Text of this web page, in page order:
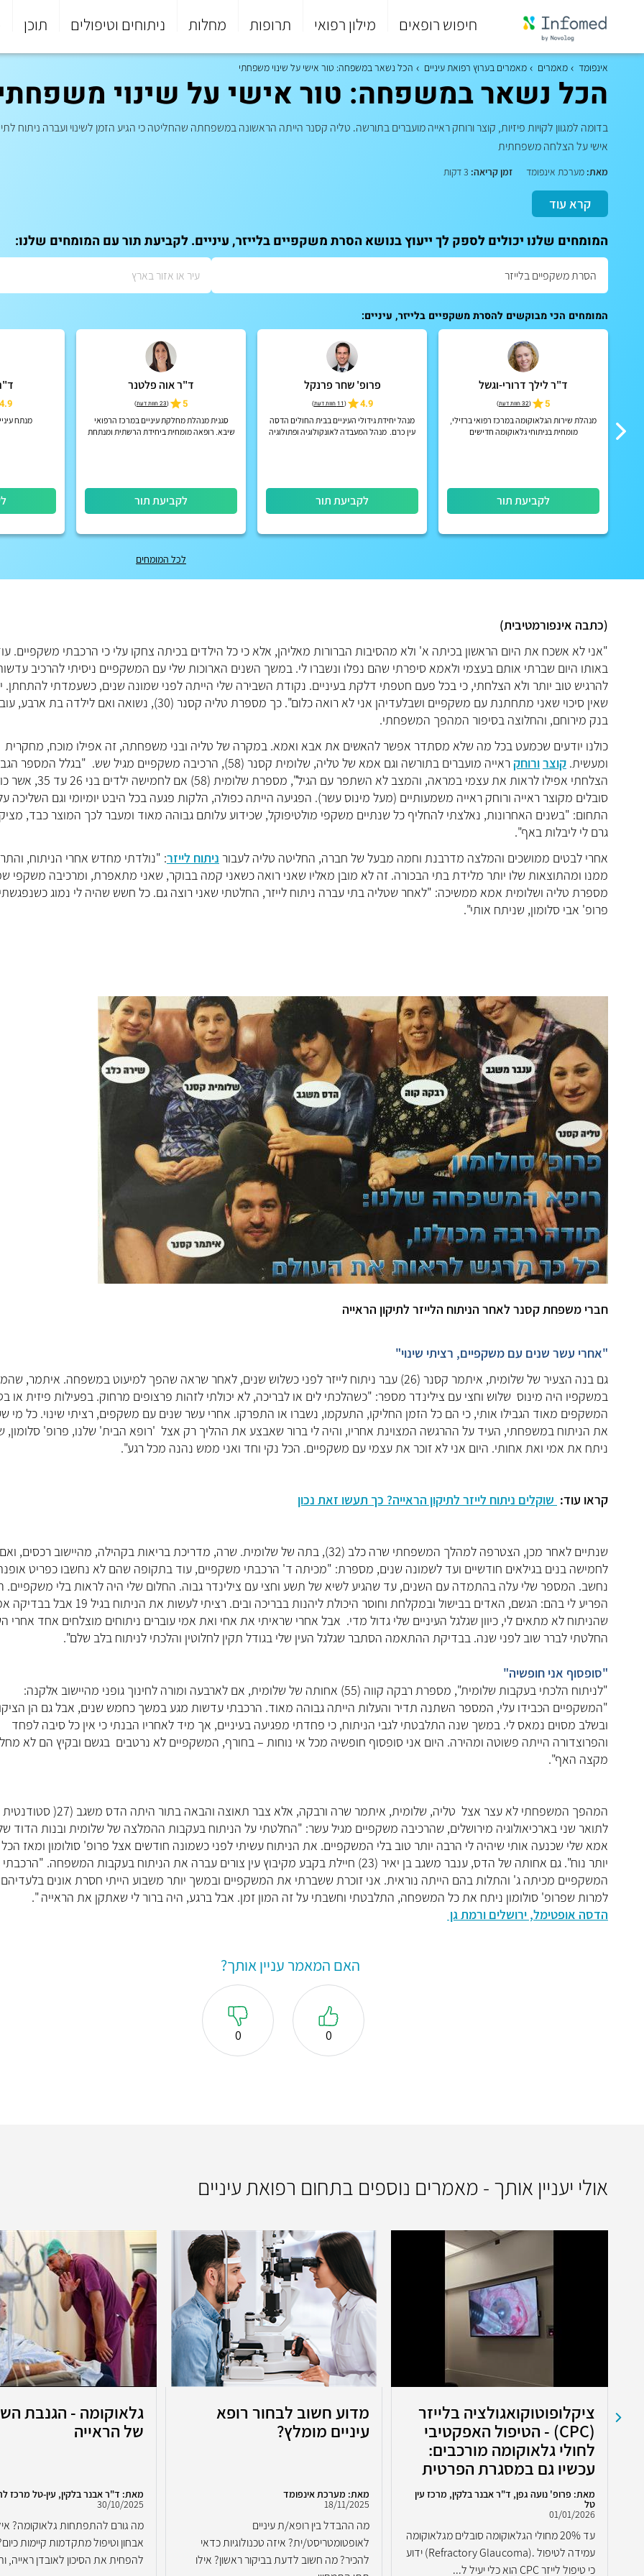
חיפוש רופאים מילון רפואי תרופות מחלות ניתוחים וטיפולים תוכן
סוף
התפריט
אינפומד מאמרים מאמרים בערוץ רפואת עיניים הכל נשאר במשפחה: טור אישי על שינוי משפחתי
הכל נשאר במשפחה: טור אישי על שינוי
בדומה למגוון לקויות פיזיות, קוצר ורוחק ראייה מועברים בתורשה. טליה קסנר הייתה הראשונה במשפחתה שהחליטה כי הגיע הזמן לשינוי ועברה ניתוח
אישי על הצלחה משפחתית
מאת: מערכת אינפומד זמן קריאה:
קרא עוד
המומחים שלנו יכולים לספק לך ייעוץ בנושא הסרת משקפיים בלייזר, עיניים. לקביעת תור עם המומחים שלנו:
המומחים הכי מבוקשים להסרת משקפיים בלייזר, עיניים:
ד"ר לילך דרורי-וגשל
5
(32 חוות דעת )
מנהלת שירות הגלאוקומה במרכז רפואי ברזילי,
מומחית בניתוחי גלאוקומה חדישים
לקביעת תור
פרופ' שחר פרנקל
4.9
(11 חוות דעת )
מנהל יחידת גידולי העיניים בבית החולים הדסה
עין כרם. מנהל המעבדה לאונקולוגיה ופתולוגיה
לקביעת תור
ד"ר אוה פלטנר
5
(23 חוות דעת )
סגנית מנהלת מחלקת עיניים במרכז הרפואי
שיבא. רופאה מומחית ביחידת הרשתית ומנתחת
לקביעת תור
4.9
מנתח
לכל המומחים
(כתבה אינפורמטיבית)
"אני לא אשכח את היום הראשון בכיתה א' ולא מהסיבות הברורות מאליהן, אלא כי כל הילדים בכיתה צחקו עלי כי הרכבתי משקפיים.
באותו היום שברתי אותם בעצמי ולאמא סיפרתי שהם נפלו ונשברו לי. במשך השנים הארוכות שלי עם המשקפיים ניסיתי להרכיב
להרגיש טוב יותר ולא הצלחתי, כי בכל פעם חטפתי דלקת בעיניים. נקודת השבירה שלי הייתה לפני שמונה שנים, כשעמדתי להתחתן.
שאין סיכוי שאני מתחתנת עם משקפיים ושבלעדיהן אני לא רואה כלום". כך מספרת טליה קסנר (30), נשואה ואם לילדה
בנק מירוחם, והחלוצה בסיפור המהפך המשפחתי.
כולנו יודעים שכמעט בכל מה שלא מסתדר אפשר להאשים את אבא ואמא. במקרה של טליה ובני משפחתה, זה אפילו מוכח, מחקרית
ומעשית. קוצרורוחק
ראייה מועברים בתורשה וגם אמא של טליה, שלומית קסנר (58), הרכיבה משקפיים מגיל שש. "בגלל
הצלחתי אפילו לראות את עצמי במראה, והמצב לא השתפר עם הגיל", מספרת שלומית (58) אם
סובלים מקוצר ראייה ורוחק ראייה משמעותיים (מעל מינוס עשר). הפגיעה הייתה כפולה, הלקות פגעה בכל היבט יומיומי וגם השליכה
התחום: "בשנים האחרונות, נאלצתי להחליף כל שנתיים משקפי מולטיפוקל, שכידוע עלותם גבוהה מאוד ומעבר לכך המוצר כבד,
גרם לי ליבלות באף".
אחרי לבטים ממושכים והמלצה מדרבנת וחמה מבעל של חברה, החליטה טליה לעבור ניתוח לייזר: "נולדתי מחדש אחרי הניתוח,
ממנו ומהתוצאות שלו יותר מלידת בתי הבכורה. זה לא מובן מאליו שאני רואה כשאני קמה בבוקר, שאני מתאפרת, ומרכיבה משקפי
מספרת טליה ושלומית אמא ממשיכה: "לאחר שטליה בתי עברה ניתוח לייזר, החלטתי שאני רוצה גם. כל חשש שהיה לי נמוג
פרופ' אבי סלומון, שניתח אותי".
חברי משפחת קסנר לאחר הניתוח הלייזר לתיקון הראייה
"אחרי עשר שנים עם משקפיים, רציתי שינוי"
גם בנה הצעיר של שלומית, איתמר קסנר (26) עבר ניתוח לייזר לפני כשלוש שנים, לאחר שראה שהפך למיעוט במשפחה. איתמר,
במשקפיו היה מינוס שלוש וחצי עם צילינדר מספר: "כשהלכתי לים או לבריכה, לא יכולתי לזהות פרצופים מרחוק. בפעילות פיזית או
המשקפים מאוד הגבילו אותי, כי הם כל הזמן החליקו, התעקמו, נשברו או התפרקו. אחרי עשר שנים עם משקפים, רציתי שינוי. כל מי
את הניתוח במשפחתי, העיד על ההרגשה המצוינת אחריו, והיה לי ברור שאבצע את ההליך רק אצל 'רופא הבית' שלנו, פרופ' סלומון,
ניתח את אמי ואת אחותי. היום אני לא זוכר את עצמי עם משקפיים. הכל נקי וחד ואני ממש נהנה מכל רגע".
קראו עוד: שוקלים ניתוח לייזר לתיקון הראייה? כך תעשו זאת נכון
שנתיים לאחר מכן, הצטרפה למהלך המשפחתי שרה כלב (32), בתה של שלומית. שרה, מדריכת בריאות בקהילה, מהיישוב רכסים, ואם
לחמישה בנים בגילאים חודשיים ועד לשמונה שנים, מספרת: "מכיתה ד' הרכבתי משקפיים, עוד בתקופה שהם לא נחשבו כפריט
נחשב. המספר שלי עלה בהתמדה עם השנים, עד שהגיע לשיא של תשע וחצי עם צילינדר גבוה. החלום שלי היה לראות בלי משקפיים.
הפריע לי בהם: הגשם, האדים בבישול ובמקלחת וחוסר היכולת ליהנות בבריכה ובים. רציתי לעשות
שהניתוח לא מתאים לי, כיוון שגלגל העיניים שלי גדול מדי. אבל אחרי שראיתי את אחי ואת אמי עוברים ניתוחים מוצלחים אחד אחרי
החלטתי לברר שוב לפני שנה. בבדיקת ההתאמה הסתבר שגלגל העין שלי בגודל תקין לחלוטין והלכתי לניתוח בלב שלם".
"סופסוף אני חופשיה"
"לניתוח הלכתי בעקבות שלומית", מספרת רבקה קווה (55) אחותה של שלומית, אם לארבעה ומורה לחינוך גופני מהיישוב אלקנה:
"המשקפיים הכבידו עלי, המספר השתנה תדיר והעלות הייתה גבוהה מאוד. הרכבתי עדשות מגע במשך כחמש שנים, אבל גם הן
ובשלב מסוים נמאס לי. במשך שנה התלבטתי לגבי הניתוח, כי פחדתי מפגיעה בעיניים, אך מיד לאחריו הבנתי כי אין כל סיבה לפחד
והפרוצדורה הייתה פשוטה ומהירה. היום אני סופסוף חופשיה מכל אי נוחות – בחורף, המשקפיים לא נרטבים בגשם ובקיץ הם לא
מקצה האף".
המהפך המשפחתי לא עצר אצל טליה, שלומית, איתמר שרה ורבקה, אלא צבר תאוצה והבאה בתור היתה הדס משגב (27( סטודנטית
לתואר שני בארכיאולוגיה מירושלים, שהרכיבה משקפיים מגיל עשר: "החלטתי על הניתוח בעקבות ההמלצה של שלומית ובנות הדוד
אמא שלי שכנעה אותי שיהיה לי הרבה יותר טוב בלי המשקפיים. את הניתוח עשיתי לפני כשמונה חודשים אצל פרופ' סולומון ומאז
יותר נוח". גם אחותה של הדס, ענבר משגב בן יאיר (23) חיילת בקבע מקיבוץ עין צורים עברה את הניתוח בעקבות המשפחה.
המשקפיים מכיתה ג' והתלות בהם הייתה נוראית. אני זוכרת ששברתי את המשקפיים ובמשך יותר משבוע הייתי חסרת אונים
למרות שפרופ' סולומון ניתח את כל המשפחה, התלבטתי וחשבתי על זה המון זמן. אבל ברגע, היה ברור לי שאתקן את הראייה ".
הדסה אופטימל, ירושלים ורמת גן
האם המאמר עניין אותך?
0
0
אולי יעניין אותך - מאמרים נוספים בתחום רפואת עיניים
ציקלופוטוקואגולציה בלייזר
(CPC) - הטיפול האפקטיבי
לחולי גלאוקומה מורכבים:
עכשיו גם במסגרת הפרטית
מאת: פרופ' נועה גפן, ד"ר אבנר בלקין, מרכז עין
טל
01/01/2026
עד 20% מחולי הגלאוקומה סובלים מגלאוקומה
עמידה לטיפול .(Refractory Glaucoma) ידוע
כי טיפול לייזר CPC הוא כלי יעיל ל...
מדוע חשוב לבחור רופא
עיניים מומלץ?
מאת: מערכת אינפומד
18/11/2025
מה ההבדל בין רופא/ת עיניים
לאופטומטריסט/ית? איזה טכנולוגיות כדאי
להכיר? מה חשוב לדעת בביקור ראשון? אילו
גלאוקומה - הגנבת
של הראייה
מאת: ד"ר אבנר בלקין, עין-טל מרכז
30/10/2025
מה גורם להתפתחות גלאוקומה?
אבחון וטיפול מתקדמות קיימות
להפחית את הסיכון לאובדן ראייה,